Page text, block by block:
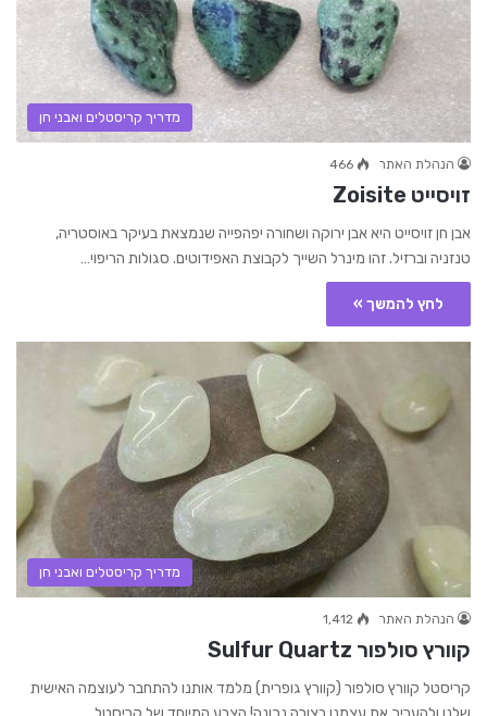
מדריך קריסטלים ואבני חן
הנהלת האתר 466
זויסייט Zoisite
אבן חן זויסייט היא אבן ירוקה ושחורה יפהפייה שנמצאת בעיקר באוסטריה,
טנזניה וברזיל. זהו מינרל השייך לקבוצת האפידוטים. סגולות הריפוי…
לחץ להמשך »
מדריך קריסטלים ואבני חן
הנהלת האתר 1,412
קוורץ סולפור Sulfur Quartz
קריסטל קוורץ סולפור (קוורץ גופרית) מלמד אותנו להתחבר לעוצמה האישית